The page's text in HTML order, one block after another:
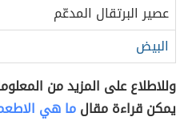
عصير البرتقال المدعّم
البيض
وللاطلاع على المزيد من
يمكن قراءة مقالما هي